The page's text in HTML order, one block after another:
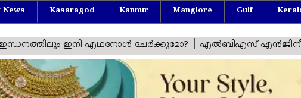
News Kasaragod Kannur Manglore Gulf